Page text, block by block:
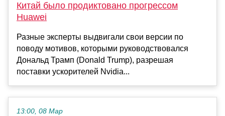
Китай было продиктовано прогрессом
Huawei
Разные эксперты выдвигали свои версии по
поводу мотивов, которыми руководствовался
Дональд Трамп (Donald Trump), разрешая
поставки ускорителей Nvidia...
13:00, 08 Мар